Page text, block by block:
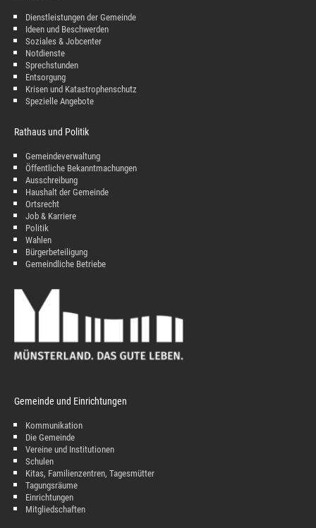
Dienstleistungen der Gemeinde
Ideen und Beschwerden
Soziales & Jobcenter
Notdienste
Sprechstunden
Entsorgung
Krisen und Katastrophenschutz
Spezielle Angebote
Rathaus und Politik
Gemeindeverwaltung
Öffentliche Bekanntmachungen
Ausschreibung
Haushalt der Gemeinde
Ortsrecht
Job & Karriere
Politik
Wahlen
Bürgerbeteiligung
Gemeindliche Betriebe
Gemeinde und Einrichtungen
Kommunikation
Die Gemeinde
Vereine und Institutionen
Schulen
Kitas, Familienzentren, Tagesmütter
Tagungsräume
Einrichtungen
Mitgliedschaften